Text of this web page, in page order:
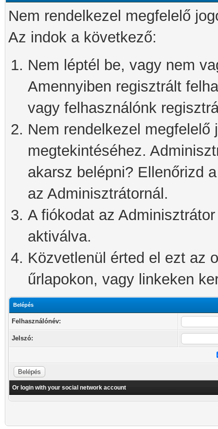
Nem rendelkezel megfelelő
Az indok a következő:
Nem léptél be, vagy nem
Amennyiben regisztrált
vagy felhasználónk
Nem rendelkezel megfelelő
megtekintéséhez.
akarsz belépni? Ellenőrizd
az Adminisztrátornál.
A fiókodat az
aktiválva.
Közvetlenül érted el ezt az
űrlapokon, vagy linkeken
Belépés
Felhasználónév:
Jelszó:
Or login with your social network account